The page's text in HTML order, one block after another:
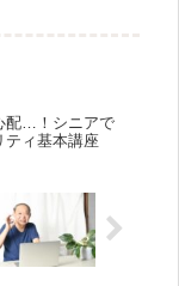
配…！シニアで
ティ基本講座